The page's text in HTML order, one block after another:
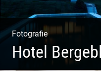
Fotografie
Hotel